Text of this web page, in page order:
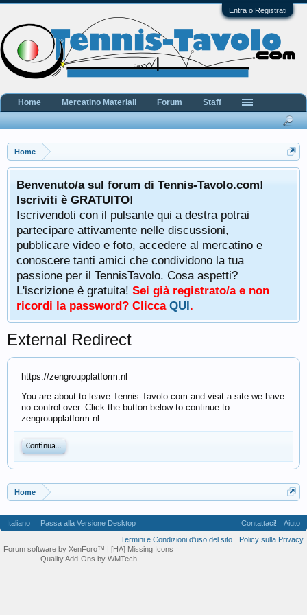
Entra o Registrati
Home
Benvenuto/a sul forum di Tennis-Tavolo.com!
Iscriviti è GRATUITO!
Iscrivendoti con il pulsante qui a destra potrai
partecipare attivamente nelle discussioni,
pubblicare video e foto, accedere al mercatino e
conoscere tanti amici che condividono la tua
passione per il TennisTavolo. Cosa aspetti?
L'iscrizione è gratuita! Sei già registrato/a e non
ricordi la password? Clicca QUI.
External Redirect
https://zengroupplatform.nl
You are about to leave Tennis-Tavolo.com and visit a site we have
no control over. Click the button below to continue to
zengroupplatform.nl.
Continua...
Home
Home Mercatino Materiali Forum Staff
Italiano Passa alla Versione Desktop Contattaci!
Aiuto
Termini e Condizioni d'uso del sito
Policy sulla Privacy
Forum software by XenForo™ | [HA] Missing Icons
Quality Add-Ons by WMTech